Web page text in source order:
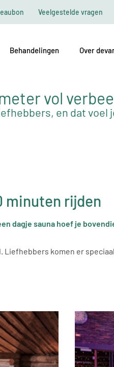
Veelgestelde vragen
Behandelingen Over
vol
en dat voel
minuten rijden
dagje sauna hoef je
komen er